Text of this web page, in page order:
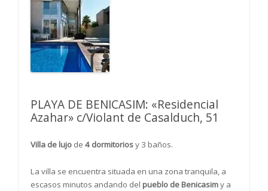
PLAYA DE BENICASIM: «Residencial
Azahar» c/Violant de Casalduch, 51
Villa de lujo de 4 dormitoriosy 3 baños.
La villa se encuentra situada en una zona tranquila, a
escasos minutos andando del pueblo de Benicasimy a